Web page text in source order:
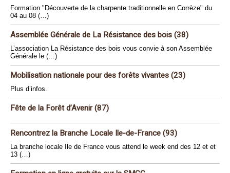
Formation "Découverte de la charpente traditionnelle en Corrèze" du
04 au 08 (…)
Assemblée Générale de La Résistance des bois (38)
L’association La Résistance des bois vous convie à son Assemblée
Générale le (…)
Mobilisation nationale pour des forêts vivantes (23)
Plus d’infos.
Fête de la Forêt d’Avenir (87)
Rencontrez la Branche Locale Ile-de-France (93)
La branche locale Ile de France vous attend le week end des 12 et et
13 (…)